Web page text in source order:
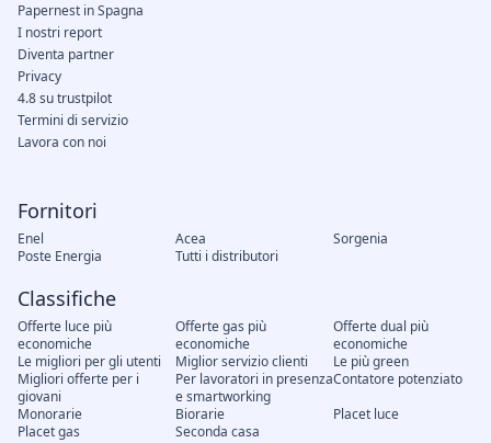
Fornitori
Enel Acea
Sorgenia
Poste Energia
Tutti i distributori
Classifiche
Offerte luce più
economiche
Offerte gas più
economiche
Offerte dual più
economiche
Le migliori per gli utenti
Miglior servizio clienti
Le più green
Migliori offerte per i
giovani
Per lavoratori in presenza
e smartworking
Contatore potenziato
Monorarie
Biorarie
Placet luce
Placet gas
Seconda casa
Papernest in Spagna
I nostri report
Diventa partner
Privacy
4.8 su trustpilot
Termini di servizio
Lavora con noi